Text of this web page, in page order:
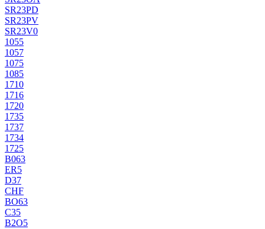
SR23PD
SR23PV
SR23V0
1055
1057
1075
1085
1710
1716
1720
1735
1737
1734
1725
B063
ER5
D37
CHF
BO63
C35
B2O5